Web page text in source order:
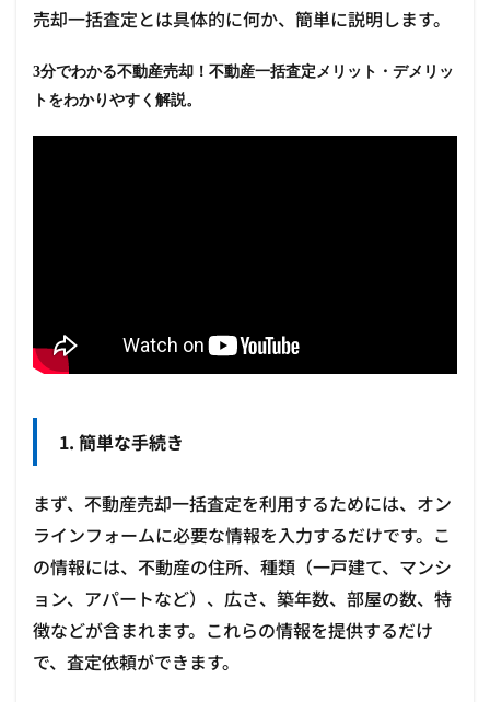
売却一括査定とは具体的に何か、簡単に説明します。
3分でわかる不動産売却！不動産一括査定メリット・デメリッ
トをわかりやすく解説。
1. 簡単な手続き
まず、不動産売却一括査定を利用するためには、オン
ラインフォームに必要な情報を入力するだけです。こ
の情報には、不動産の住所、種類（一戸建て、マンシ
ョン、アパートなど）、広さ、築年数、部屋の数、特
徴などが含まれます。これらの情報を提供するだけ
で、査定依頼ができます。